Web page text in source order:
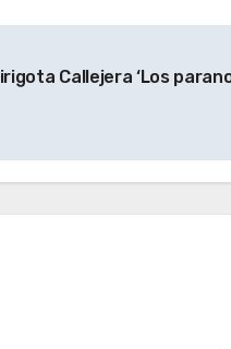
Callejera ‘Los